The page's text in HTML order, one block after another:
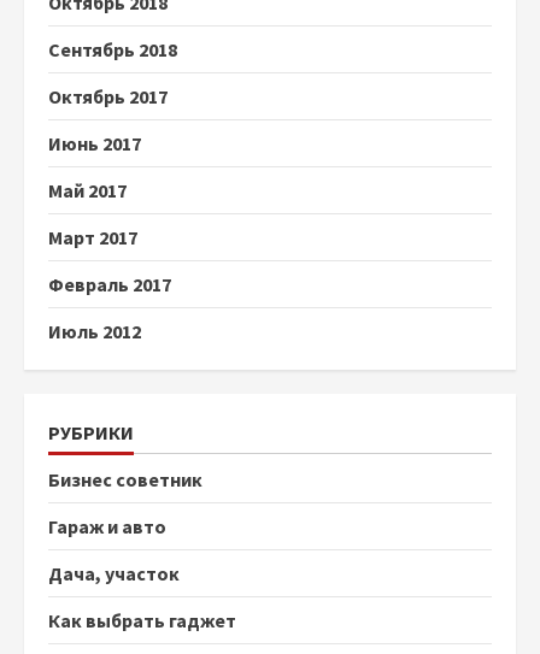
Сентябрь 2018
Октябрь 2017
Июнь 2017
Май 2017
Март 2017
Февраль 2017
Июль 2012
РУБРИКИ
Бизнес советник
Гараж и авто
Дача, участок
Как выбрать гаджет